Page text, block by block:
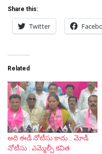
Share this:
Twitter
Related
అది ఈడీ నోటీసు కాదు… మోడీ
నోటీసు : ఎమ్మెల్సీ కవిత